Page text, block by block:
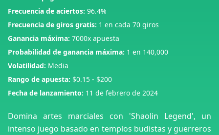
Frecuencia de aciertos: 96.4%
Frecuencia de giros gratis: 1 en cada 70 giros
Ganancia máxima: 7000x apuesta
Probabilidad de ganancia máxima: 1 en 140,000
Volatilidad: Media
Rango de apuesta: $0.15 - $200
Fecha de lanzamiento: 11 de febrero de 2024
Domina artes marciales con 'Shaolin Legend', un
intenso juego basado en templos budistas y guerreros